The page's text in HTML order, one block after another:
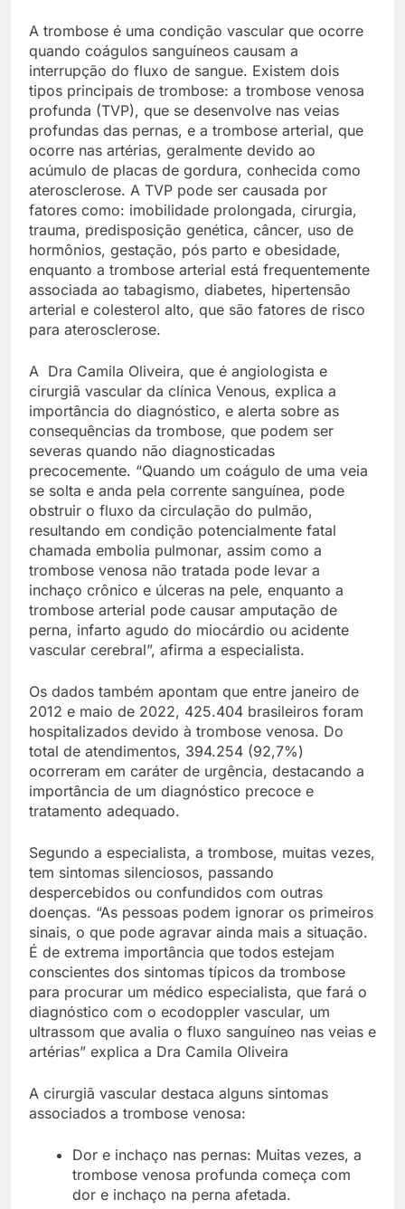
A trombose é uma condição vascular que ocorre
quando coágulos sanguíneos causam a
interrupção do fluxo de sangue. Existem dois
tipos principais de trombose: a trombose venosa
profunda (TVP), que se desenvolve nas veias
profundas das pernas, e a trombose arterial, que
ocorre nas artérias, geralmente devido ao
acúmulo de placas de gordura, conhecida como
aterosclerose. A TVP pode ser causada por
fatores como: imobilidade prolongada, cirurgia,
trauma, predisposição genética, câncer, uso de
hormônios, gestação, pós parto e obesidade,
enquanto a trombose arterial está frequentemente
associada ao tabagismo, diabetes, hipertensão
arterial e colesterol alto, que são fatores de risco
para aterosclerose.
A Dra Camila Oliveira, que é angiologista e
cirurgiã vascular da clínica Venous, explica a
importância do diagnóstico, e alerta sobre as
consequências da trombose, que podem ser
severas quando não diagnosticadas
precocemente. “Quando um coágulo de uma veia
se solta e anda pela corrente sanguínea, pode
obstruir o fluxo da circulação do pulmão,
resultando em condição potencialmente fatal
chamada embolia pulmonar, assim como a
trombose venosa não tratada pode levar a
inchaço crônico e úlceras na pele, enquanto a
trombose arterial pode causar amputação de
perna, infarto agudo do miocárdio ou acidente
vascular cerebral”, afirma a especialista.
Os dados também apontam que entre janeiro de
2012 e maio de 2022, 425.404 brasileiros foram
hospitalizados devido à trombose venosa. Do
total de atendimentos, 394.254 (92,7%)
ocorreram em caráter de urgência, destacando a
importância de um diagnóstico precoce e
tratamento adequado.
Segundo a especialista, a trombose, muitas vezes,
tem sintomas silenciosos, passando
despercebidos ou confundidos com outras
doenças. “As pessoas podem ignorar os primeiros
sinais, o que pode agravar ainda mais a situação.
É de extrema importância que todos estejam
conscientes dos sintomas típicos da trombose
para procurar um médico especialista, que fará o
diagnóstico com o ecodoppler vascular, um
ultrassom que avalia o fluxo sanguíneo nas veias e
artérias” explica a Dra Camila Oliveira
A cirurgiã vascular destaca alguns sintomas
associados a trombose venosa:
Dor e inchaço nas pernas: Muitas vezes, a
trombose venosa profunda começa com
dor e inchaço na perna afetada.